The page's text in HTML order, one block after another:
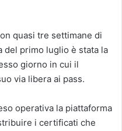
quasi tre settimane di
del primo luglio è stata la
giorno in cui il
via libera ai pass.
operativa la piattaforma
i certificati che